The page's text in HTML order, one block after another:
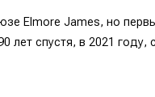
Elmore James, но
лет спустя, в 2021 году,